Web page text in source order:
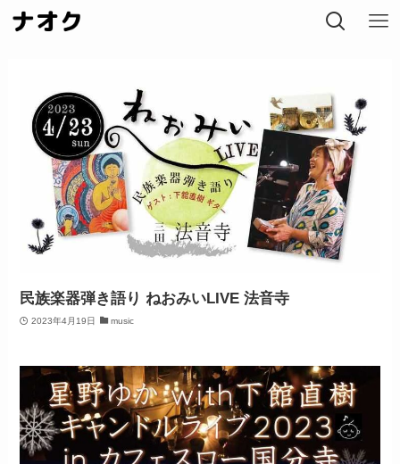
民族楽器弾き語り ねおみいLIVE 法音寺
2023年4月19日 music